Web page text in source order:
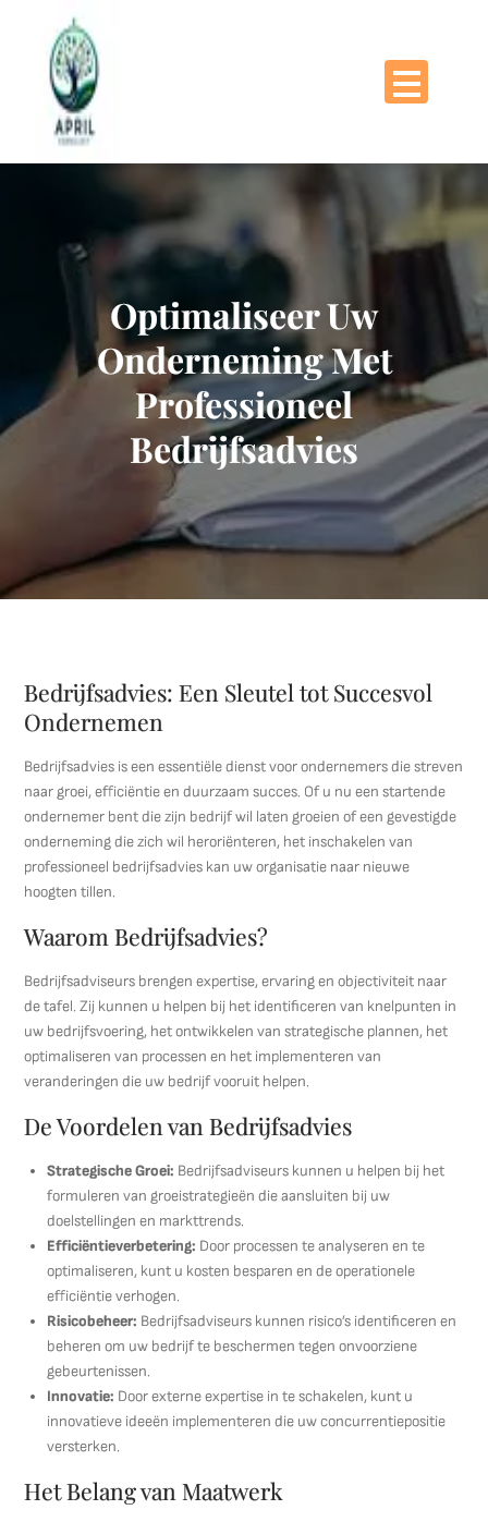
Optimaliseer Uw
Onderneming Met
Professioneel
Bedrijfsadvies
Bedrijfsadvies: Een Sleutel tot Succesvol
Ondernemen
Bedrijfsadvies is een essentiële dienst voor ondernemers die streven
naar groei, efficiëntie en duurzaam succes. Of u nu een startende
ondernemer bent die zijn bedrijf wil laten groeien of een gevestigde
onderneming die zich wil heroriënteren, het inschakelen van
professioneel bedrijfsadvies kan uw organisatie naar nieuwe
hoogten tillen.
Waarom Bedrijfsadvies?
Bedrijfsadviseurs brengen expertise, ervaring en objectiviteit naar
de tafel. Zij kunnen u helpen bij het identificeren van knelpunten in
uw bedrijfsvoering, het ontwikkelen van strategische plannen, het
optimaliseren van processen en het implementeren van
veranderingen die uw bedrijf vooruit helpen.
De Voordelen van Bedrijfsadvies
Strategische Groei: Bedrijfsadviseurs kunnen u helpen bij het
formuleren van groeistrategieën die aansluiten bij uw
doelstellingen en markttrends.
Efficiëntieverbetering: Door processen te analyseren en te
optimaliseren, kunt u kosten besparen en de operationele
efficiëntie verhogen.
Risicobeheer: Bedrijfsadviseurs kunnen risico’s identificeren en
beheren om uw bedrijf te beschermen tegen onvoorziene
gebeurtenissen.
Innovatie: Door externe expertise in te schakelen, kunt u
innovatieve ideeën implementeren die uw concurrentiepositie
versterken.
Het Belang van Maatwerk